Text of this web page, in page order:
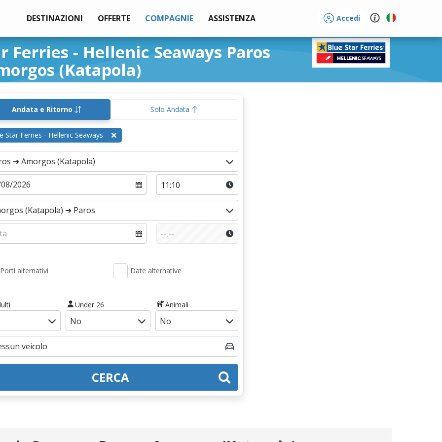
DESTINAZIONI OFFERTE COMPAGNIE ASSISTENZA Accedi
- Hellenic Seaways Paros
(Katapola)
Andata e Ritorno Solo Andata
Star Ferries - Hellenic Seaways
Porti alternativi Date alternative
Under 26 Animali
CERCA